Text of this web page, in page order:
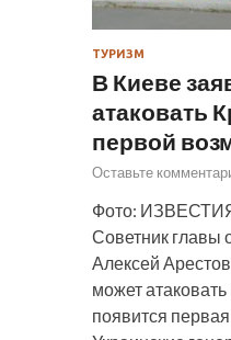
ТУРИЗМ
В Киеве
атаковать
первой
Оставьте
Фото:
Советник главы
Алексей
может
появится